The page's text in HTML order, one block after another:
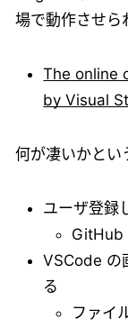
場で動作させら
The online
by Visual
何が凄いかとい
ユーザ登録
GitHub
VSCode の
る
ファイ